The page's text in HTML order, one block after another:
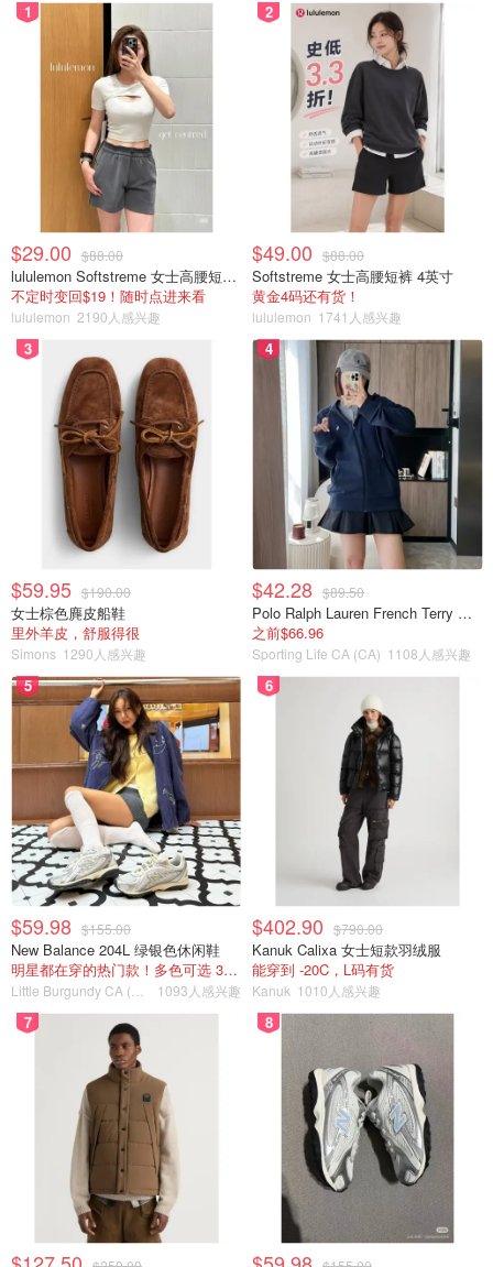
松鼠花猫 5 查看原帖
居然淘到Prada 和Issey Miyaki 的香水，Lise Watier 的套装
也特别好用效果不输兰蔻，兰兰家还在卖110刀，实在太划
算了。...
ORIGINS悦木之源
悦木之源隶属于全球高档化妆品集团雅诗兰黛集团，是面向
男性和女性提供产品线的高效能、纯天然的高档护肤及化妆
品牌。Origins已成为最受欢迎的护肤品牌之一，因为它们
的产品确实有效！然而，一个很大的缺点是它们通常价格比
较贵。
图源styledemocracy 版权属原作者
1
$29.00 $88.00
lululemon Softstreme 女士高腰短裤 10cm
不定时变回$19！随时点进来看
lululemon 2190人感兴趣
2
$49.00 $88.00
Softstreme 女士高腰短裤 4英寸
黄金4码还有货！
lululemon 1741人感兴趣
3
$59.95 $190.00
女士棕色麂皮船鞋
里外羊皮，舒服得很
Simons 1290人感兴趣
4
$42.28 $89.50
Polo Ralph Lauren French Terry 女童连帽卫衣 7-16码
之前$66.96
Sporting Life CA (CA) 1108人感兴趣
5
$59.98 $155.00
New Balance 204L 绿银色休闲鞋
明星都在穿的热门款！多色可选 3.8折
1093人感兴趣
6
$402.90 $790.00
Kanuk Calixa 女士短款羽绒服
能穿到 -20C，L码有货
Kanuk 1010人感兴趣
7 8